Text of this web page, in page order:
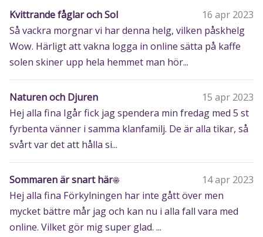
Kvittrande fåglar och Sol
16 apr 2023
Så vackra morgnar vi har denna helg, vilken påskhelg
Wow. Härligt att vakna logga in online sätta på kaffe
solen skiner upp hela hemmet man hör...
Naturen och Djuren
15 apr 2023
Hej alla fina Igår fick jag spendera min fredag med 5 st
fyrbenta vänner i samma klanfamilj. De är alla tikar, så
svårt var det att hålla si...
Sommaren är snart här☀️
14 apr 2023
Hej alla fina Förkylningen har inte gått över men
mycket bättre mår jag och kan nu i alla fall vara med
online. Vilket gör mig super glad. ...